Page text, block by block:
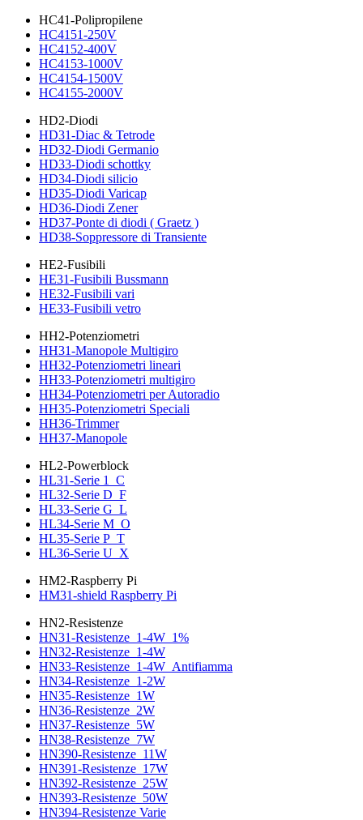
HC41-Polipropilene
HC4151-250V
HC4152-400V
HC4153-1000V
HC4154-1500V
HC4155-2000V
HD2-Diodi
HD31-Diac & Tetrode
HD32-Diodi Germanio
HD33-Diodi schottky
HD34-Diodi silicio
HD35-Diodi Varicap
HD36-Diodi Zener
HD37-Ponte di diodi ( Graetz )
HD38-Soppressore di Transiente
HE2-Fusibili
HE31-Fusibili Bussmann
HE32-Fusibili vari
HE33-Fusibili vetro
HH2-Potenziometri
HH31-Manopole Multigiro
HH32-Potenziometri lineari
HH33-Potenziometri multigiro
HH34-Potenziometri per Autoradio
HH35-Potenziometri Speciali
HH36-Trimmer
HH37-Manopole
HL2-Powerblock
HL31-Serie 1_C
HL32-Serie D_F
HL33-Serie G_L
HL34-Serie M_O
HL35-Serie P_T
HL36-Serie U_X
HM2-Raspberry Pi
HM31-shield Raspberry Pi
HN2-Resistenze
HN31-Resistenze_1-4W_1%
HN32-Resistenze_1-4W
HN33-Resistenze_1-4W_Antifiamma
HN34-Resistenze_1-2W
HN35-Resistenze_1W
HN36-Resistenze_2W
HN37-Resistenze_5W
HN38-Resistenze_7W
HN390-Resistenze_11W
HN391-Resistenze_17W
HN392-Resistenze_25W
HN393-Resistenze_50W
HN394-Resistenze Varie